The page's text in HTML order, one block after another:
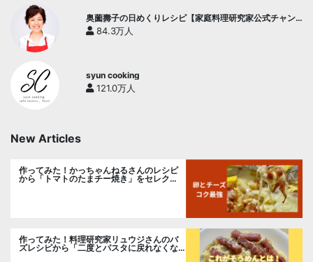
奥薗壽子の日めくりレシピ【家庭料理研究家公式チャン
ネル】
84.3万人
syun cooking
121.0万人
New Articles
作ってみた！かっちゃんねるさんのレシピ
から「トマトのたまチー焼き」をセレク
作ってみた！料理研究家リュウジさんのバ
ズレシピから「二度とパスタに戻れなくな